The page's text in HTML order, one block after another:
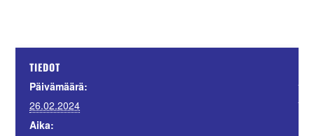
TIEDOT
Päivämäärä:
26.02.2024
Aika: